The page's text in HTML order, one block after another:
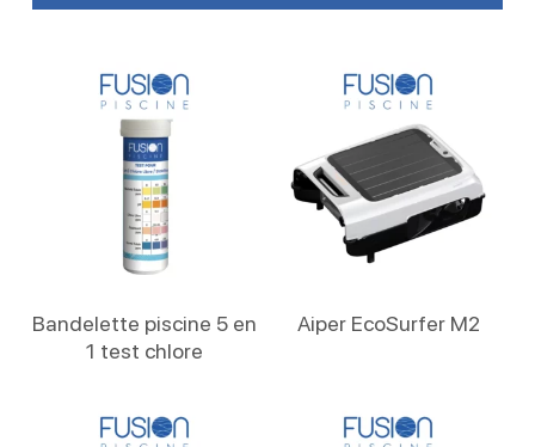
Bandelette piscine 5 en
1 test chlore
Aiper EcoSurfer M2